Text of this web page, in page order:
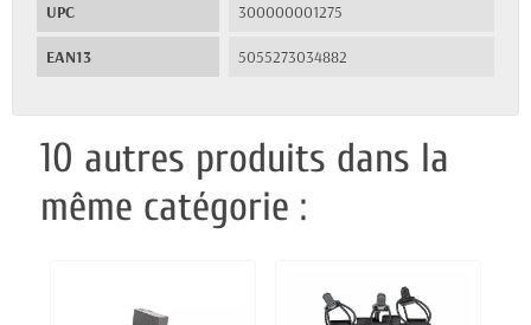
UPC 300000001275
EAN13 5055273034882
10 autres produits dans la
même catégorie :